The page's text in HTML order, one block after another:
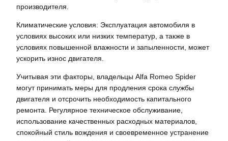
производителя.
Климатические условия: Эксплуатация автомобиля в
условиях высоких или низких температур, а также в
условиях повышенной влажности и запыленности, может
ускорить износ двигателя.
Учитывая эти факторы, владельцы Alfa Romeo Spider
могут принимать меры для продления срока службы
двигателя и отсрочить необходимость капитального
ремонта. Регулярное техническое обслуживание,
использование качественных расходных материалов,
спокойный стиль вождения и своевременное устранение